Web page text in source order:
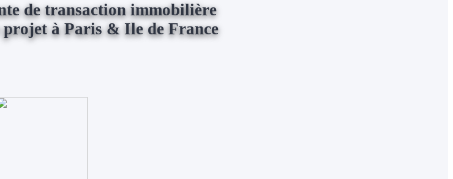
de transaction immobilière
projet à Paris & Ile de France